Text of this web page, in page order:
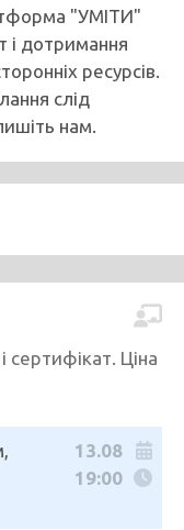
"УМІТИ"
і дотримання
ресурсів.
слід
нам.
сертифікат. Ціна
13.08
19:00